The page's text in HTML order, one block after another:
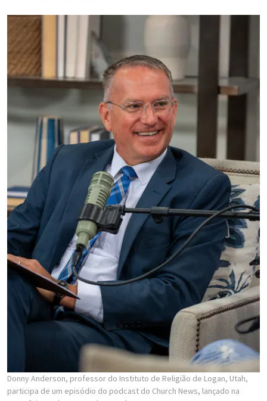
Donny Anderson, professor do Instituto de Religião de Logan, Utah,
participa de um episódio do podcast do Church News, lançado na